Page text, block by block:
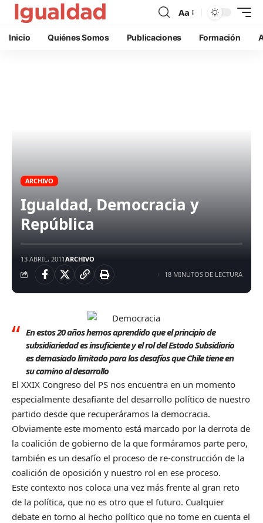
Aa
Inicio Quiénes Somos Publicaciones Formación
ARCHIVO
Igualdad, Democracia y
República
13 ABRIL, 2011ARCHIVO
18 MINUTOS DE LECTURA
En estos 20 años hemos aprendido que el principio de
subsidiariedad es insuficiente y el rol del Estado Subsidiario
es demasiado limitado para los desafíos que Chile tiene en
su camino al desarrollo
El XXIX Congreso del PS nos encuentra en un momento
especialmente desafiante del desarrollo político de nuestro
partido desde que recuperáramos la democracia.
Obviamente este momento está marcado por la derrota de
la coalición de gobierno de la que formáramos parte pero,
también es un desafío el proceso de re-construcción de la
coalición de oposición y nuestro rol en ese proceso.
Este contexto nos coloca una vez más frente al gran reto
de la política, que no es otro que el futuro. Cualquier
debate en torno al hecho político que no tome en cuenta el